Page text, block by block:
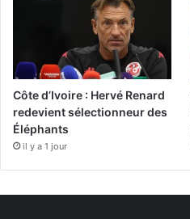
Côte d’Ivoire : Hervé Renard
redevient sélectionneur des
Éléphants
il y a 1 jour